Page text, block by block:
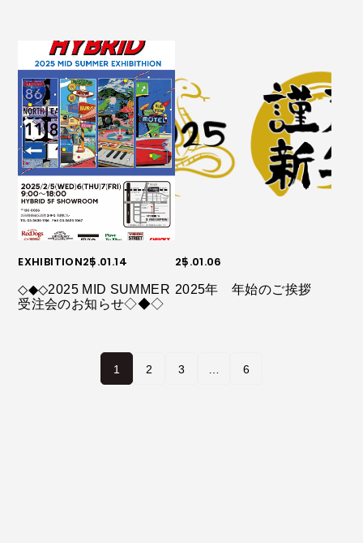
EXHIBITION25.01.14
◇◆◇2025 MID SUMMER
受注会のお知らせ◇◆◇
25.01.06
2025年 年始のご挨拶
1 2 3 6